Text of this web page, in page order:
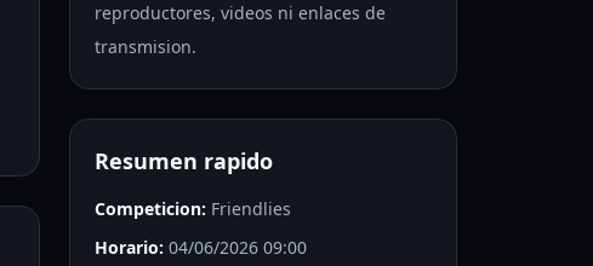
reproductores, videos ni enlaces de
transmision.
Resumen rapido
Competicion: Friendlies
Horario: 04/06/2026 09:00